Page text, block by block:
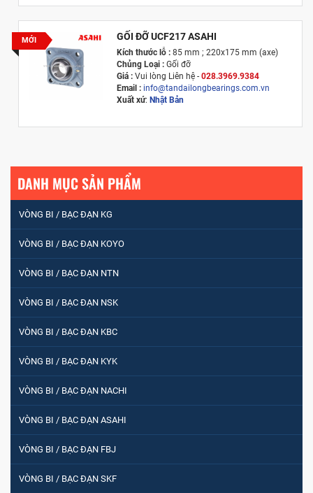
MỚI GỐI ĐỠ UCF217 ASAHI
Kích thước lỗ : 85 mm ; 220x175 mm (axe)
Chủng Loại : Gối đỡ
Giá :Vui lòng Liên hệ - 028.3969.9384
Email : info@tandailongbearings.com.vn
Xuất xứ: Nhật Bản
DANH MỤC SẢN PHẨM
VÒNG BI / BẠC ĐẠN KG
VÒNG BI / BẠC ĐẠN KOYO
VÒNG BI / BẠC ĐẠN NTN
VÒNG BI / BẠC ĐẠN NSK
VÒNG BI / BẠC ĐẠN KBC
VÒNG BI / BẠC ĐẠN KYK
VÒNG BI / BẠC ĐẠN NACHI
VÒNG BI / BẠC ĐẠN ASAHI
VÒNG BI / BẠC ĐẠN FBJ
VÒNG BI / BẠC ĐẠN SKF